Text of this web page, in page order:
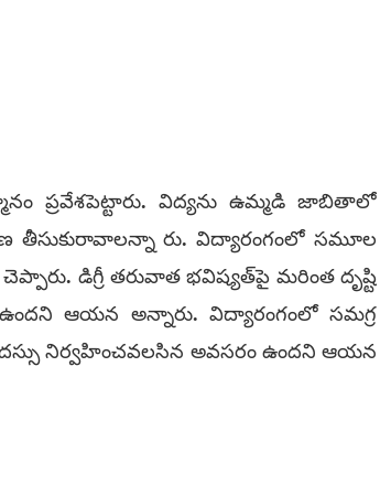
ప్రవేశపెట్టారు. విద్యను ఉమ్మడి జాబితాలో
తీసుకురావాలన్నా రు. విద్యారంగంలో సమూల
చెప్పారు. డిగ్రీ తరువాత భవిష్యత్­పై మరింత దృష్టి
ఉందని ఆయన అన్నారు. విద్యారంగంలో సమగ్ర
నిర్వహించవలసిన అవసరం ఉందని ఆయన